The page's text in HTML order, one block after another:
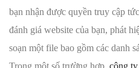
bạn nhận được quyền truy cập
đánh giá website của bạn, phát
soạn một file bao gồm các danh
Trong một số trường hợp, công